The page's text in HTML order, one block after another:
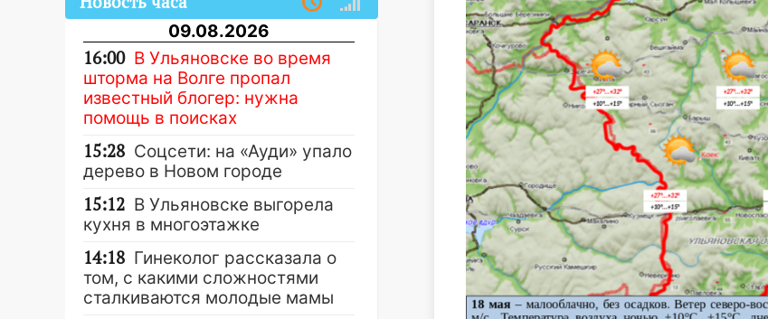
09.08.2026
16:00 В Ульяновске во время
шторма на Волге пропал
известный блогер: нужна
помощь в поисках
15:28 Соцсети: на «Ауди» упало
дерево в Новом городе
15:12 В Ульяновске выгорела
кухня в многоэтажке
14:18 Гинеколог рассказала о
том, с какими сложностями
сталкиваются молодые мамы